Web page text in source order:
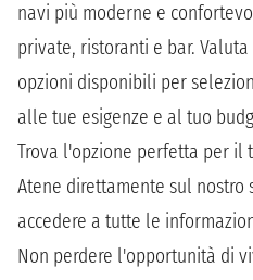
navi più moderne e
private, ristoranti e bar.
opzioni disponibili per
alle tue esigenze e al tuo
Trova l'opzione perfetta per il
Atene direttamente sul nostro
accedere a tutte le
Non perdere l'opportunità di